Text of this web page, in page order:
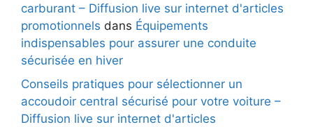
carburant – Diffusion live sur internet d'articles
promotionnels dans Équipements
indispensables pour assurer une conduite
sécurisée en hiver
Conseils pratiques pour sélectionner un
accoudoir central sécurisé pour votre voiture –
Diffusion live sur internet d'articles